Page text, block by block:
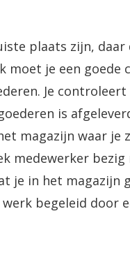
plaats zijn,
moet je een goede
Je
is
magazijn waar je
met het zogenaamde
je in het magazijn
begeleid door